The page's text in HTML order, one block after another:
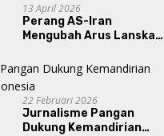
13 April 2026
Perang AS-Iran
Mengubah Arus Lanskap
Bawah Kepemimpinan
Prabowo-Gibran?
22 Februari 2026
Jurnalisme Pangan
Dukung Kemandirian